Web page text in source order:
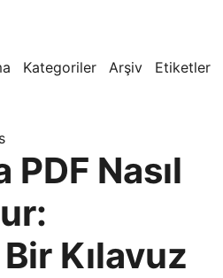
Kategoriler Arşiv Etiketler
Nasıl
Kılavuz